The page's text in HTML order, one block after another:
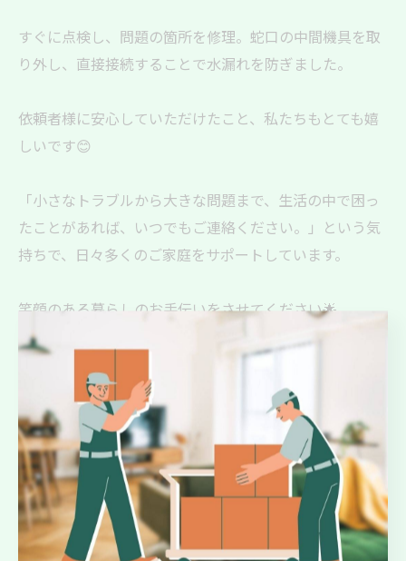
すぐに点検し、問題の箇所を修理。蛇口の中間機具を取
り外し、直接接続することで水漏れを防ぎました。
依頼者様に安心していただけたこと、私たちもとても嬉
しいです😊
「小さなトラブルから大きな問題まで、生活の中で困っ
たことがあれば、いつでもご連絡ください。」という気
持ちで、日々多くのご家庭をサポートしています。
笑顔のある暮らしのお手伝いをさせてください🌟
y'sclean up
#暮らしのサポート
#水漏れ防止
#安心のできる生活
#洗濯機修理
#頼れるパートナー